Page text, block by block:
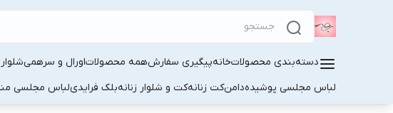
دسته‌بندی محصولاتخانهپیگیری سفارشهمه محصولاتاورال و سرهمیشلوار
لباس مجلسی پوشیدهدامنکت زنانهکت و شلوار زنانهبلک فرایدیلباس مجلسی